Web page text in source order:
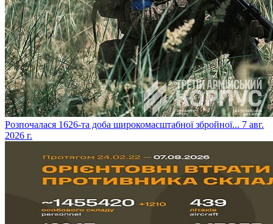
​Розпочалася 1626-та доба широкомасштабної збройної... 7 авг.
2026 г.